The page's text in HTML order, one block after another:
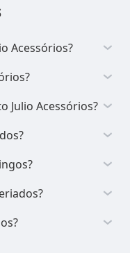
Acessórios?
Julio Acessórios?